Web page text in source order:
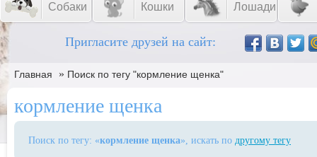
Собаки Кошки Лошади
Пригласите друзей на сайт:
Главная » Поиск по тегу "кормление щенка"
кормление щенка
Поиск по тегу: «кормление щенка», искать по другому тегу